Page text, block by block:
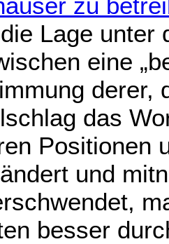
Lage unter
eine
derer,
das
Positionen
und
besser